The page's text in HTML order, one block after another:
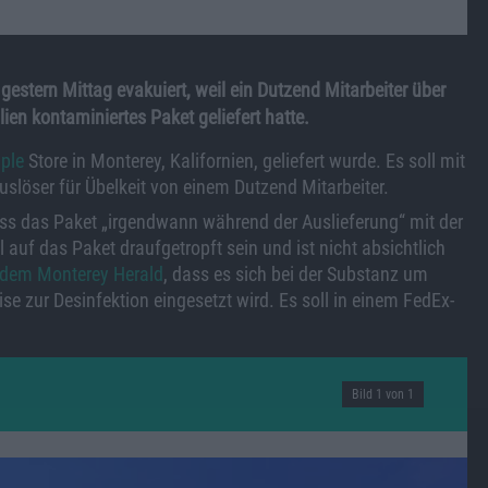
Mittag evakuiert, weil ein Dutzend Mitarbeiter über
kontaminiertes Paket geliefert hatte.
Store in Monterey, Kalifornien, geliefert wurde. Es soll mit
für Übelkeit von einem Dutzend Mitarbeiter.
das Paket „irgendwann während der Auslieferung“ mit der
das Paket draufgetropft sein und ist nicht absichtlich
dem Monterey Herald, dass es sich bei der Substanz um
zur Desinfektion eingesetzt wird. Es soll in einem FedEx-
Bild 1 von 1